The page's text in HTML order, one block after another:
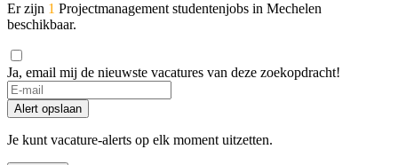
Er zijn 1 Projectmanagement studentenjobs in Mechelen
beschikbaar.
Ja, email mij de nieuwste vacatures van deze zoekopdracht!
Alert opslaan
Je kunt vacature-alerts op elk moment uitzetten.